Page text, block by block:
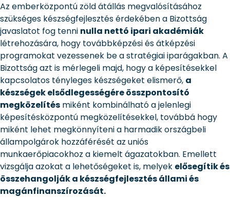
Az emberközpontú zöld átállás megvalósításához
szükséges készségfejlesztés érdekében a Bizottság
javaslatot fog tenni nulla nettó ipari akadémiák
létrehozására, hogy továbbképzési és átképzési
programokat vezessenek be a stratégiai iparágakban. A
Bizottság azt is mérlegeli majd, hogy a képesítésekkel
kapcsolatos tényleges készségeket elismerő, a
készségek elsődlegességére összpontosító
megközelítés miként kombinálható a jelenlegi
képesítésközpontú megközelítésekkel, továbbá hogy
miként lehet megkönnyíteni a harmadik országbeli
állampolgárok hozzáférését az uniós
munkaerőpiacokhoz a kiemelt ágazatokban. Emellett
vizsgálja azokat a lehetőségeket is, melyek elősegítik és
összehangolják a készségfejlesztés állami és
magánfinanszírozását.